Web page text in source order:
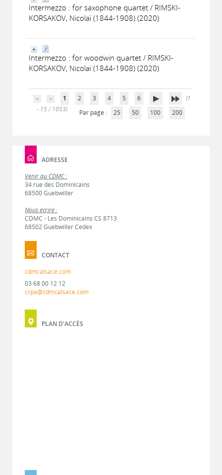
Intermezzo : for saxophone quartet / RIMSKI-
KORSAKOV, Nicolaï (1844-1908) (2020)
Intermezzo : for woodwin quartet / RIMSKI-
KORSAKOV, Nicolaï (1844-1908) (2020)
1 2 3 4 5 6
(1
- 15 / 1053)
Par page : 25 50 100 200
ADRESSE
Venir au CDMC :
34 rue des Dominicains
68500 Guebwiller
Nous écrire :
CDMC - Les Dominicains CS 8713
68502 Guebwiller Cedex
CONTACT
cdmcalsace.com
03 68 00 12 12
crpa@cdmcalsace.com
PLAN D'ACCÈS